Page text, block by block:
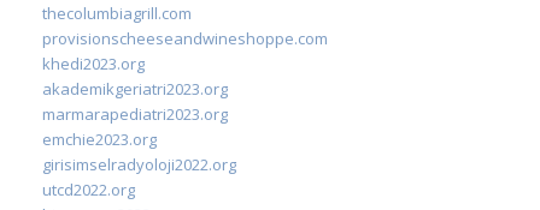
thecolumbiagrill.com
provisionscheeseandwineshoppe.com
khedi2023.org
akademikgeriatri2023.org
marmarapediatri2023.org
emchie2023.org
girisimselradyoloji2022.org
utcd2022.org